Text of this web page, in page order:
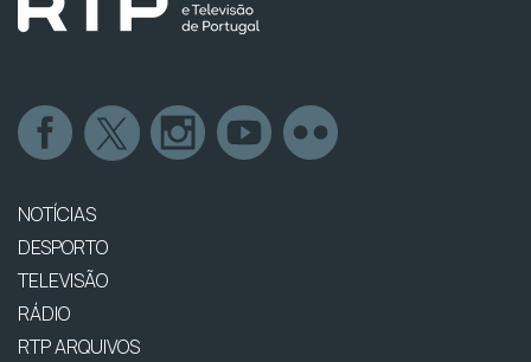
NOTÍCIAS
DESPORTO
TELEVISÃO
RÁDIO
RTP ARQUIVOS